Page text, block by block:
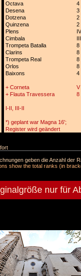
Octava 4
Desena 3
Dotzena 2
Quinzena 2
Plens
Cimbala III
Trompeta Batalla
8
Clarins
8
Trompeta Real
8
Orlos
8
Baixons
4
+ Corneta
V
+ Flauta Travessera
8
I-II, III-II
*) geplant war Magna 16';
Register wird geändert
geben die Anzahl
show the total ranks (in
nur für